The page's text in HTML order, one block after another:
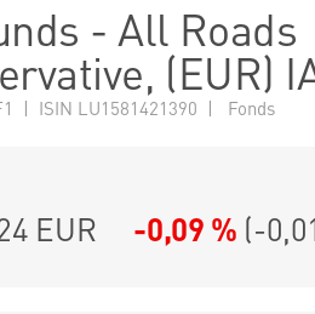
- All Roads
(EUR)
| ISIN LU1581421390 | Fonds
EUR -0,09 % (-